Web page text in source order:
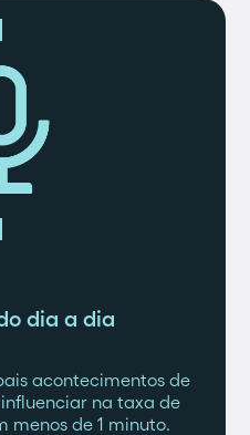
dia a dia
acontecimentos de
na taxa de
menos de 1 minuto.